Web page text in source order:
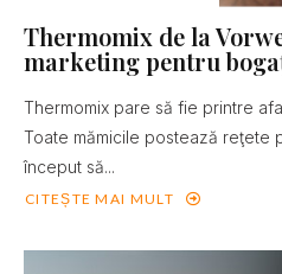
Thermomix de la
marketing pentru
Thermomix pare să fie printre
Toate mămicile postează reţete
început să...
CITEȘTE MAI MULT